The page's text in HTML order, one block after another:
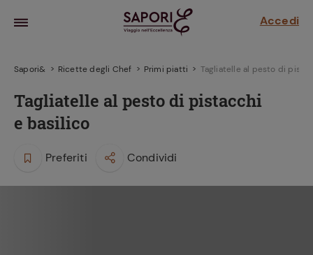
Accedi
Sapori& Ricette degli Chef Primi piatti Tagliatelle al pesto di
Tagliatelle al pesto di pistacchi
e basilico
Preferiti Condividi